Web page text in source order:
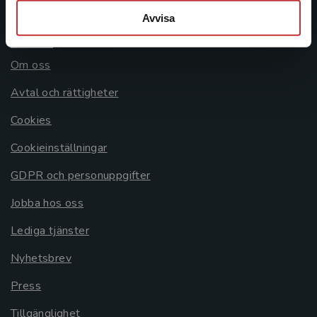
Avvisa
Allmänna länkar
Om oss
Avtal och rättigheter
Cookies
Cookieinställningar
GDPR och personuppgifter
Jobba hos oss
Lediga tjänster
Nyhetsbrev
Press
Tillgänglighet